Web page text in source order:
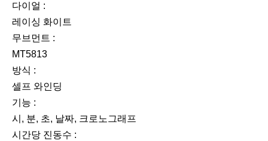
다이얼 :
레이싱 화이트
무브먼트 :
MT5813
방식 :
셀프 와인딩
기능 :
시, 분, 초, 날짜, 크로노그래프
시간당 진동수 :